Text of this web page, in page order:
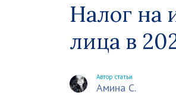
Налог на
лица в
Автор статьи
Амина С.